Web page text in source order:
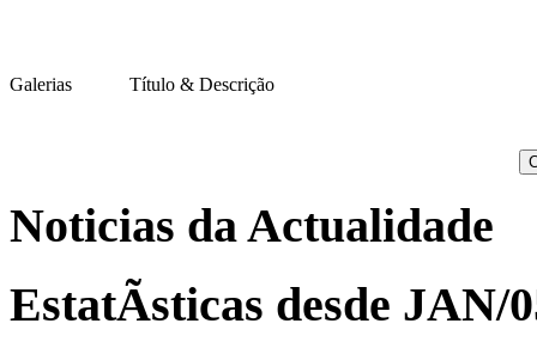
Galerias Título & Descrição
Noticias da Actualidade
EstatÃ­sticas desde JAN/